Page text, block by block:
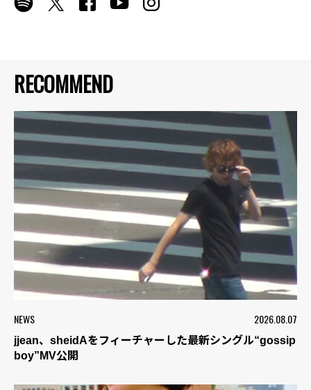
RECOMMEND
NEWS 2026.08.07
jjean、sheidAをフィーチャーした最新シングル“gossip
boy”MV公開